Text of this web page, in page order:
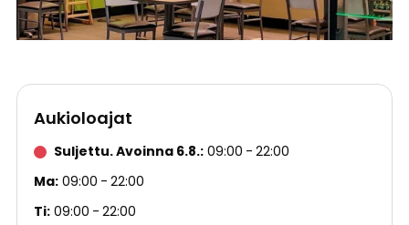
Aukioloajat
Suljettu. Avoinna 6.8. 09:00
22:00
Ma 09:00
22:00
Ti 09:00
22:00